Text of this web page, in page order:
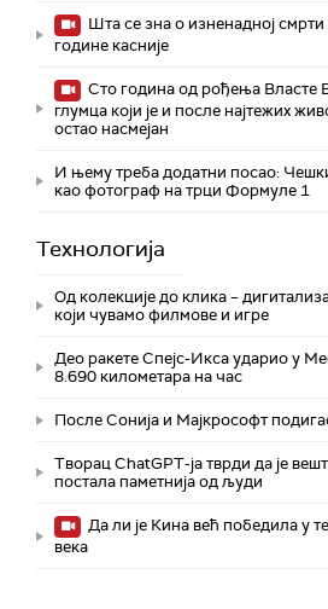
Шта се зна о изненадној
године касније
Сто година од рођења Власте
глумца који је и после најтежих
остао насмејан
И њему треба додатни посао:
као фотограф на трци Формуле 1
Технологијa
Од колекције до клика –
који чувамо филмове и игре
Део ракете Спејс-Икса ударио у
8.690 километара на час
После Сонија и Мајкрософт
Творац ChatGPT-ја тврди да је
постала паметнија од људи
Да ли је Кина већ победила у
века